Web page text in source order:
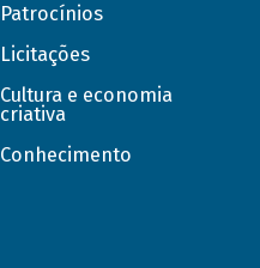
Patrocínios
Licitações
Cultura e economia
criativa
Conhecimento